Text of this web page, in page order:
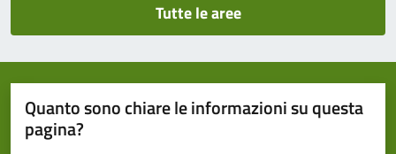
Tutte le aree
Quanto sono chiare le informazioni su questa
pagina?